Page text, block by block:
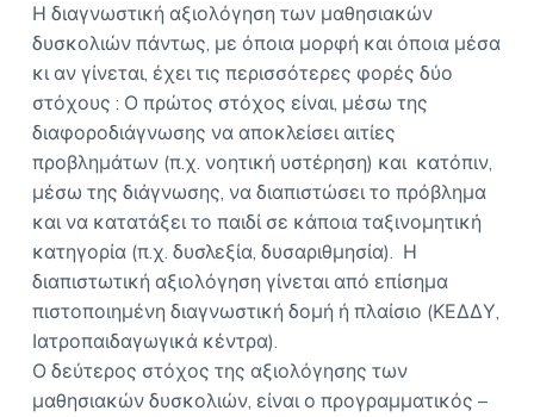
Η διαγνωστική αξιολόγηση των μαθησιακών
δυσκολιών πάντως, με όποια μορφή και όποια μέσα
κι αν γίνεται, έχει τις περισσότερες φορές δύο
στόχους : Ο πρώτος στόχος είναι, μέσω της
διαφοροδιάγνωσης να αποκλείσει αιτίες
προβλημάτων (π.χ. νοητική υστέρηση) και κατόπιν,
μέσω της διάγνωσης, να διαπιστώσει το πρόβλημα
και να κατατάξει το παιδί σε κάποια ταξινομητική
κατηγορία (π.χ. δυσλεξία, δυσαριθμησία). Η
διαπιστωτική αξιολόγηση γίνεται από επίσημα
πιστοποιημένη διαγνωστική δομή ή πλαίσιο (ΚΕΔΔΥ,
Ιατροπαιδαγωγικά κέντρα).
Ο δεύτερος στόχος της αξιολόγησης των
μαθησιακών δυσκολιών, είναι ο προγραμματικός –